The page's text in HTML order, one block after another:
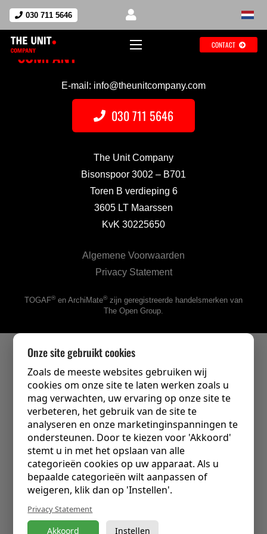
030 711 5646
CONTACT
E-mail: info@theunitcompany.com
030 711 5646
The Unit Company
Bisonspoor 3002 – B701
Toren B verdieping 6
3605 LT Maarssen
KvK 30225650
Algemene Voorwaarden
Privacy Statement
TOGAF®en ArchiMate®zijn geregistreerde handelsmerken van
The Open Group.
Onze site gebruikt cookies
Zoals de meeste websites gebruiken wij
cookies om onze site te laten werken zoals u
mag verwachten, uw ervaring op onze site te
verbeteren, het gebruik van de site te
analyseren en onze marketinginspanningen te
ondersteunen. Door te kiezen voor 'Akkoord'
stemt u in met het opslaan van alle
categorieën cookies op uw apparaat. Als u
bepaalde categorieën wilt aanpassen of
weigeren, klik dan op 'Instellen'.
Privacy Statement
Akkoord Instellen